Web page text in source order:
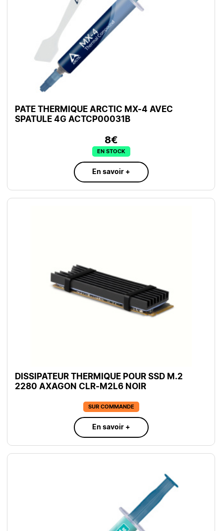
PATE THERMIQUE ARCTIC MX-4 AVEC
SPATULE 4G ACTCP00031B
8€
EN STOCK
En savoir +
DISSIPATEUR THERMIQUE POUR SSD M.2
2280 AXAGON CLR-M2L6 NOIR
SUR COMMANDE
En savoir +